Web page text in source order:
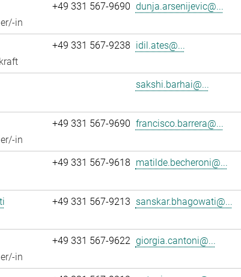
in
+49 331 567-9690 dunja.arsenijevic@...
+49 331 567-9238 idil.ates@...
sakshi.barhai@...
in
+49 331 567-9690 francisco.barrera@...
+49 331 567-9618 matilde.becheroni@...
+49 331 567-9213 sanskar.bhagowati@...
in
+49 331 567-9622 giorgia.cantoni@...